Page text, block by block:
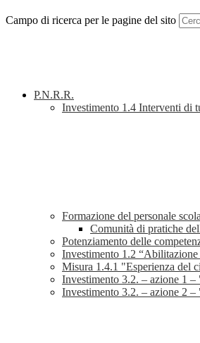
Campo di ricerca per le pagine del sito
P.N.R.R.
Investimento 1.4 Interventi di
Formazione del personale
Comunità di pratiche
Potenziamento delle
Investimento 1.2
Misura 1.4.1 "Esperienza del
Investimento 3.2. – azione 1
Investimento 3.2. – azione 2